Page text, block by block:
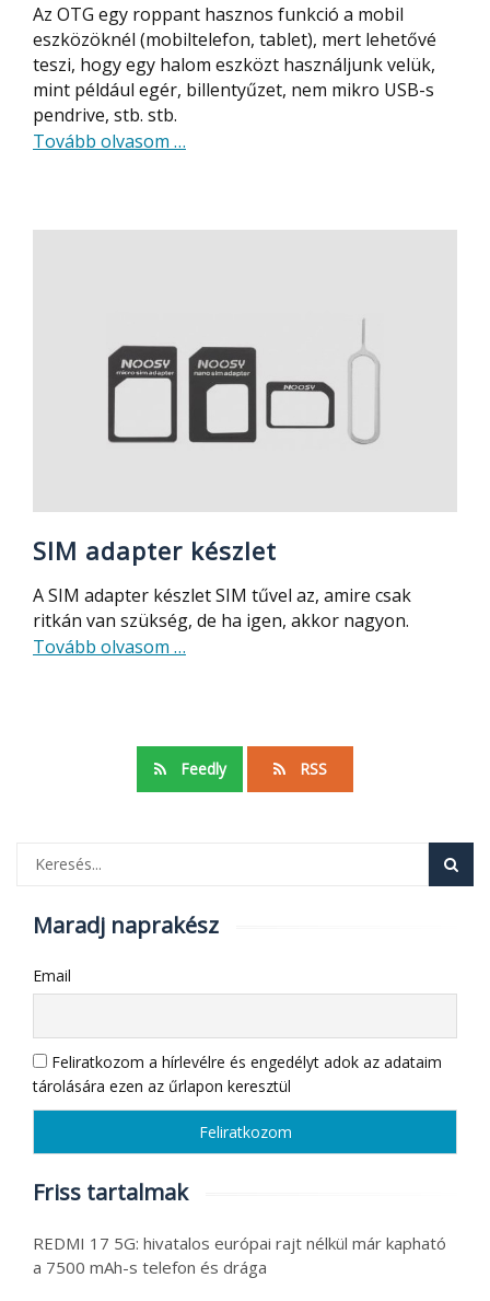
Az OTG egy roppant hasznos funkció a mobil
eszközöknél (mobiltelefon, tablet), mert lehetővé
teszi, hogy egy halom eszközt használjunk velük,
mint például egér, billentyűzet, nem mikro USB-s
pendrive, stb. stb.
Tovább olvasom about
USB!
…
SIM adapter készlet
A SIM adapter készlet SIM tűvel az, amire csak
ritkán van szükség, de ha igen, akkor nagyon.
Tovább olvasom about
…
Feedly RSS
Maradj naprakész
Email
Feliratkozom a hírlevélre és engedélyt adok az adataim
tárolására ezen az űrlapon keresztül
Friss tartalmak
REDMI 17 5G: hivatalos európai rajt nélkül már kapható
a 7500 mAh-s telefon és drága